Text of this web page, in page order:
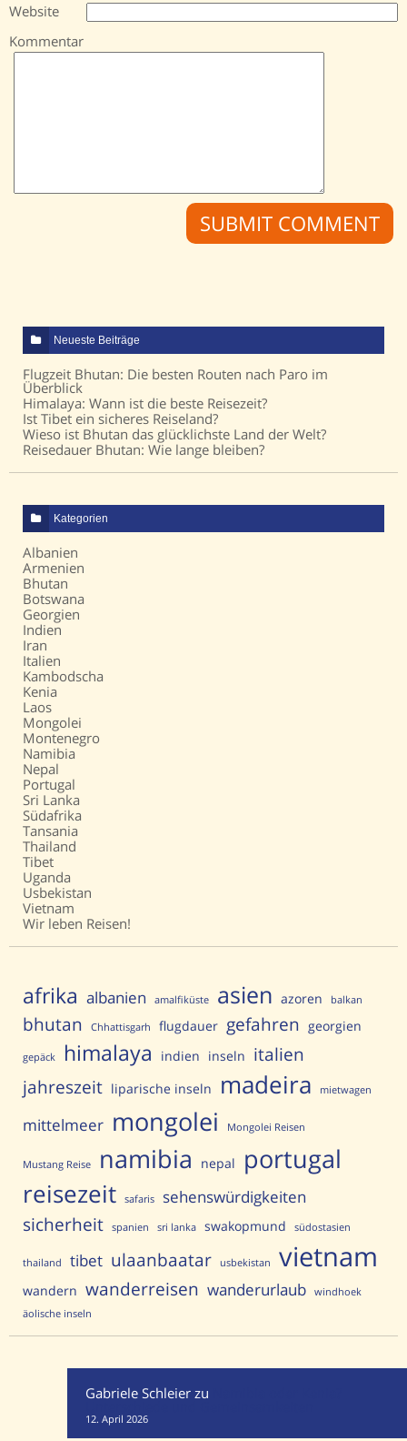
Website
Kommentar
Neueste Beiträge
Flugzeit Bhutan: Die besten Routen nach Paro im
Überblick
Himalaya: Wann ist die beste Reisezeit?
Ist Tibet ein sicheres Reiseland?
Wieso ist Bhutan das glücklichste Land der Welt?
Reisedauer Bhutan: Wie lange bleiben?
Kategorien
Albanien
Armenien
Bhutan
Botswana
Georgien
Indien
Iran
Italien
Kambodscha
Kenia
Laos
Mongolei
Montenegro
Namibia
Nepal
Portugal
Sri Lanka
Südafrika
Tansania
Thailand
Tibet
Uganda
Usbekistan
Vietnam
Wir leben Reisen!
afrika albanien amalfiküste asien azoren balkan
bhutan Chhattisgarh flugdauer gefahren georgien
gepäck himalaya indien inseln italien
jahreszeit liparische inseln madeira mietwagen
mittelmeer mongolei Mongolei Reisen
Mustang Reise namibia nepal portugal
reisezeit safaris sehenswürdigkeiten
sicherheit spanien sri lanka swakopmund südostasien
thailand tibet ulaanbaatar usbekistan vietnam
wandern wanderreisen wanderurlaub
windhoek
äolische inseln
Gabriele Schleierzu
12. April 2026